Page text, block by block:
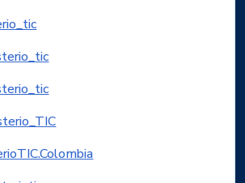
Logo Instagram
Logo Threads
Logo Tiktok
Logo Twitter
Logo Facebook